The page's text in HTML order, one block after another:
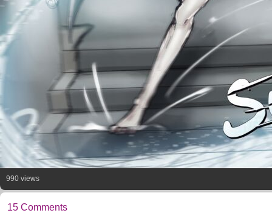
990 views
15 Comments